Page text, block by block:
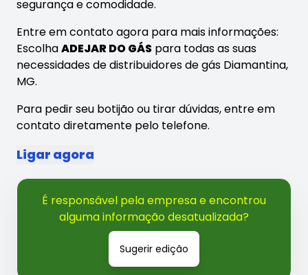
segurança e comodidade.
Entre em contato agora para mais informações:
EscolhaADEJAR DO GÁS para todas as suas
necessidades de distribuidores de gás Diamantina,
MG.
Para pedir seu botijão ou tirar dúvidas, entre em
contato diretamente pelo telefone.
Ligar agora
É responsável pela empresa e encontrou
alguma informação desatualizada?
Sugerir edição